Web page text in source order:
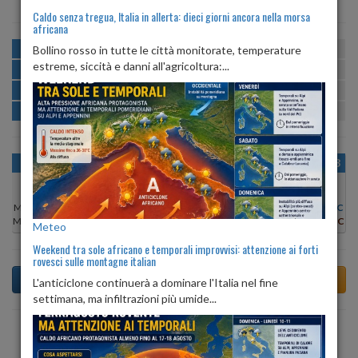
MATTINA min:12º max:20º U:55%
POMERIGGIO min:18º max:21º
SERA min: 15º max:20º U:83%-99%
NOTTE min:12º max:15º U:88%
OGGI
Min:
12°C
Max:19°C
SAB 08
Min:
11°C
Max:18°C
DOM 09
Min:12°C
Max:20°C
LUN 10
Min:14°C
Max:21°C
MAR 11
Min:
14°C
Max:21°C
MER 12
Min:11°C
Max:20°C
GIO 13
Min:
11°C
Max:20°C
Previsioni del Tempo a Valsavarenche di dopodomani
Caldo senza tregua, Italia in allerta: dieci giorni ancora nella morsa
africana
Bollino rosso in tutte le città monitorate, temperature
estreme, siccità e danni all'agricoltura:...
Meteo
Weekend tra sole africano e temporali improvvisi: attenzione ai forti
rovesci sulle montagne italian
L'anticiclone continuerà a dominare l'Italia nel fine
settimana, ma infiltrazioni più umide...